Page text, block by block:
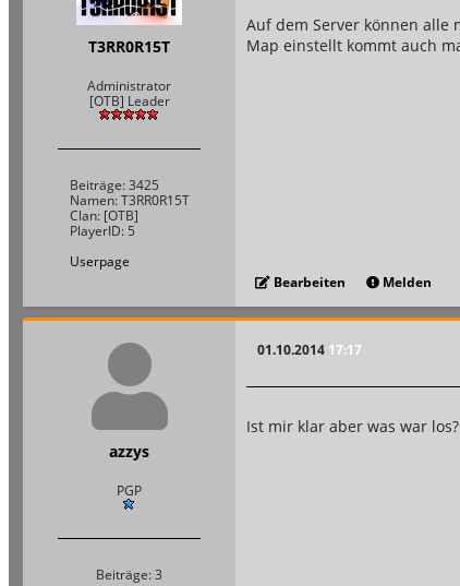
T3RR0R15T
Administrator
[OTB] Leader
Beiträge: 3425
Namen: T3RR0R15T
Clan: [OTB]
PlayerID: 5
Userpage
Auf dem Server können
Map einstellt kommt auch
Bearbeiten Melden
azzys
PGP
Beiträge: 3
01.10.2014 17:17
Ist mir klar aber was war los?